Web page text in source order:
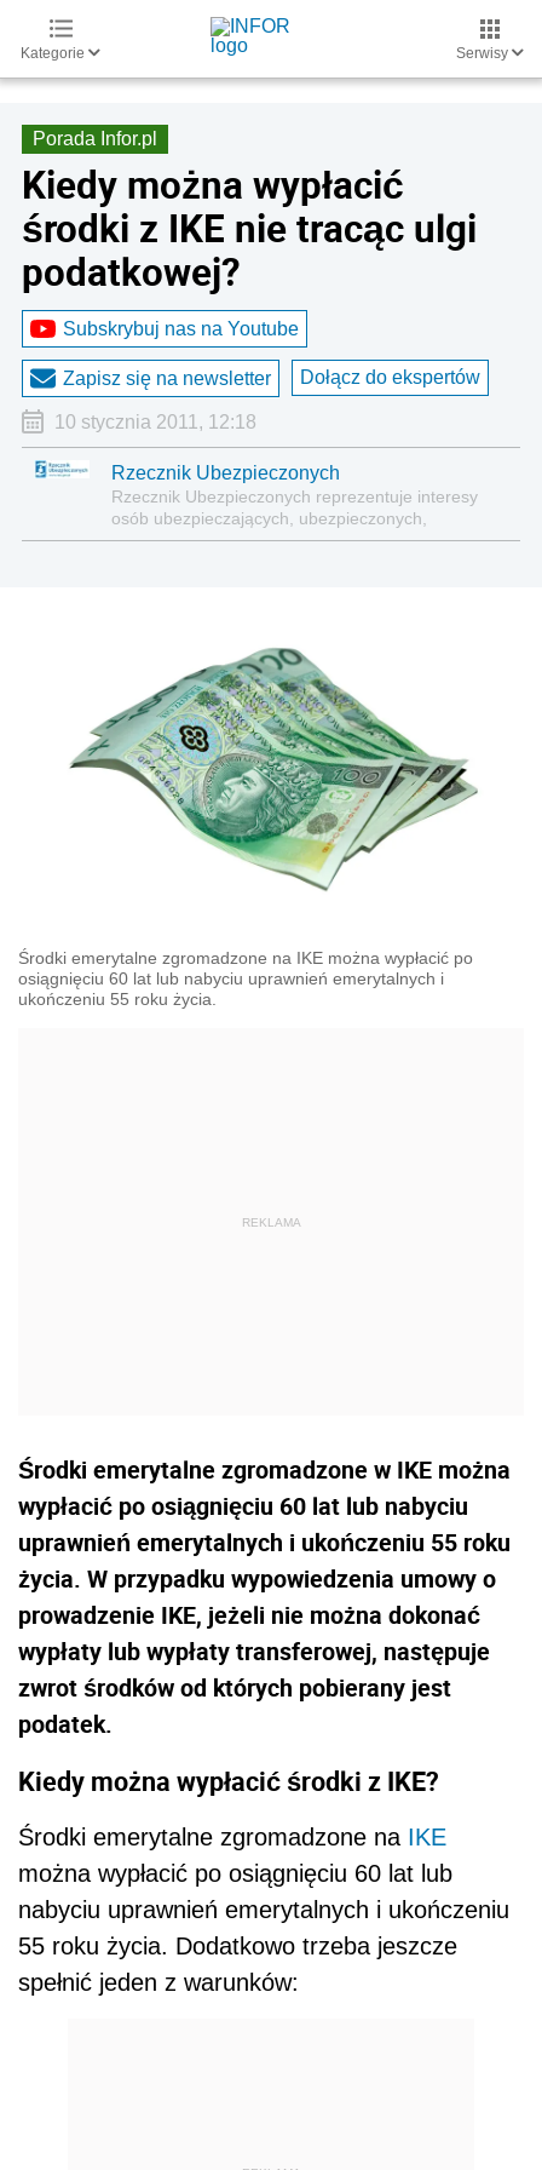
Kategorie Serwisy
Porada Infor.pl
Kiedy można wypłacić
środki z IKE nie tracąc ulgi
podatkowej?
Subskrybuj nas na Youtube
Zapisz się na newsletter Dołącz do ekspertów
10 stycznia 2011, 12:18
Rzecznik Ubezpieczonych
Rzecznik Ubezpieczonych reprezentuje interesy
osób ubezpieczających, ubezpieczonych,
uposażonych lub uprawnionych z umów
Środki emerytalne zgromadzone na IKE można wypłacić po
osiągnięciu 60 lat lub nabyciu uprawnień emerytalnych i
ukończeniu 55 roku życia.
Środki emerytalne zgromadzone w IKE można
wypłacić po osiągnięciu 60 lat lub nabyciu
uprawnień emerytalnych i ukończeniu 55 roku
życia. W przypadku wypowiedzenia umowy o
prowadzenie IKE, jeżeli nie można dokonać
wypłaty lub wypłaty transferowej, następuje
zwrot środków od których pobierany jest
podatek.
Kiedy można wypłacić środki z IKE?
Środki emerytalne zgromadzone na IKE
można wypłacić po osiągnięciu 60 lat lub
nabyciu uprawnień emerytalnych i ukończeniu
55 roku życia. Dodatkowo trzeba jeszcze
spełnić jeden z warunków: